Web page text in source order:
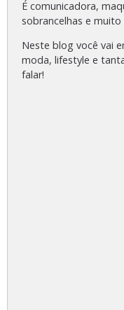
É comunicadora,
sobrancelhas e
Neste blog você vai
moda, lifestyle e
falar!